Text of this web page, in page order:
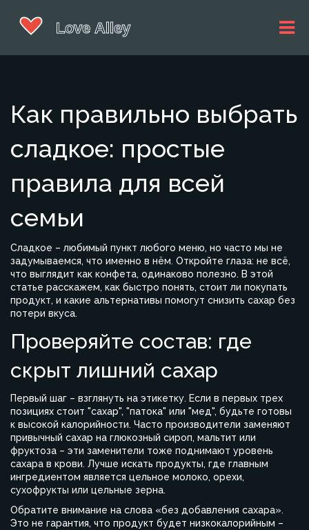
Как правильно выбрать
сладкое: простые
правила для всей
семьи
Сладкое – любимый пункт любого меню, но часто мы не
задумываемся, что именно в нём. Откройте глаза: не всё,
что выглядит как конфета, одинаково полезно. В этой
статье расскажем, как быстро понять, стоит ли покупать
продукт, и какие альтернативы помогут снизить сахар без
потери вкуса.
Проверяйте состав: где
скрыт лишний сахар
Первый шаг – взглянуть на этикетку. Если в первых трех
позициях стоит "сахар", "патока" или "мед", будьте готовы
к высокой калорийности. Часто производители заменяют
привычный сахар на глюкозный сироп, мальтит или
фруктоза – эти заменители тоже поднимают уровень
сахара в крови. Лучше искать продукты, где главным
ингредиентом является цельное молоко, орехи,
сухофрукты или цельные зерна.
Обратите внимание на слова «без добавления сахара».
Это не гарантия, что продукт будет низкокалорийным –